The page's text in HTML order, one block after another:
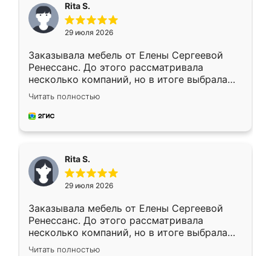
Rita S.
29 июля 2026
Заказывала мебель от Елены Сергеевой
Ренессанс. До этого рассматривала
несколько компаний, но в итоге выбрала
эту. Сначала обговорили условия, потом
приехал замерщик, всё спокойно объяснил
и снял размеры. Изготовили в срок, с
каких-либо доработок. Качеством осталась
довольна, все выглядит так, как и ожидала.
Читать полностью
Rita S.
29 июля 2026
Заказывала мебель от Елены Сергеевой
Ренессанс. До этого рассматривала
несколько компаний, но в итоге выбрала
эту. Сначала обговорили условия, потом
Читать полностью